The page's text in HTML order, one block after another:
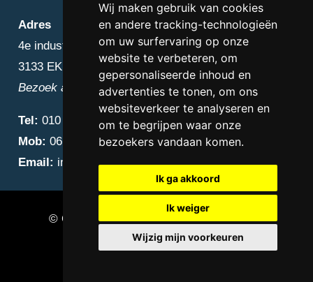
Wij maken gebruik van cookies
en andere tracking-technologieën
om uw surfervaring op onze
website te verbeteren, om
gepersonaliseerde inhoud en
advertenties te tonen, om ons
websiteverkeer te analyseren en
om te begrijpen waar onze
bezoekers vandaan komen.
Ik ga akkoord
Ik weiger
Wijzig mijn voorkeuren
Adres
4e industriestraat 25
3133 EK Vlaardingen
Bezoek alleen op afspraak
Tel: 010 – 223 3759
Mob: 06 – 4838 1000
Email: info@diamantnatuursteen.nl
© Copyright 2026 Diamant Natuursteen –
Natuursteen bedrijf Vlaardingen